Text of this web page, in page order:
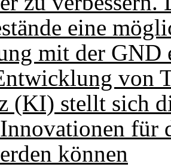
eine
mit der GND
von
(KI) stellt sich
für
können